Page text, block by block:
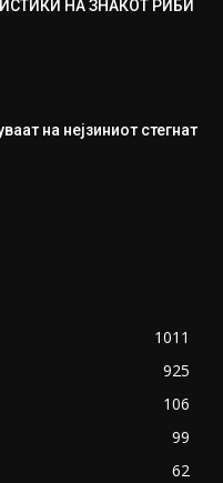
НА ЗНАКОТ РИБИ
на нејзиниот стегнат
1011
925
106
99
62